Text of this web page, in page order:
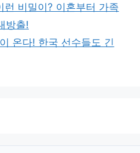
런 비밀이? 이혼부터 가족
방출!
온다! 한국 선수들도 긴